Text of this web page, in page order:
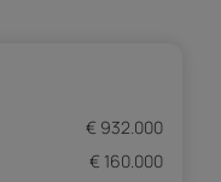
€ 932.000
€ 160.000